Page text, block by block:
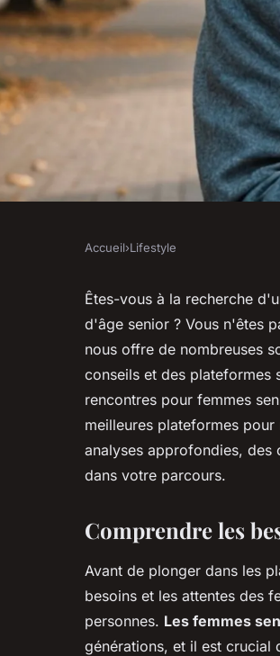
les
des
Accueil›Lifestyle
Êtes-vous à la recherche
d'âge senior ? Vous n'êtes
nous offre de nombreuses
conseils et des plateformes
rencontres pour femmes
meilleures plateformes
analyses approfondies, des
dans votre parcours.
Comprendre les
Avant de plonger dans les
besoins et les attentes des
personnes. Les femmes
générations, et il est crucial